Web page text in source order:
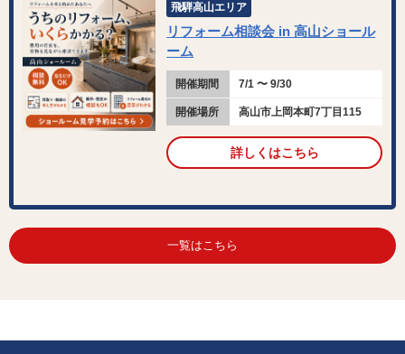
飛騨高山エリア
リフォーム相談会 in 高山ショール
ーム
開催期間 7/1 〜 9/30
開催場所 高山市上岡本町7丁目115
詳しくはこちら
一覧はこちら